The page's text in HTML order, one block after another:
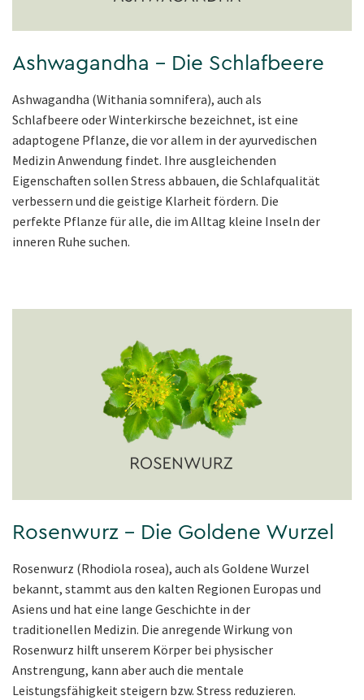
Ashwagandha – Die Schlafbeere
Ashwagandha (Withania somnifera), auch als
Schlafbeere oder Winterkirsche bezeichnet, ist eine
adaptogene Pflanze, die vor allem in der ayurvedischen
Medizin Anwendung findet. Ihre ausgleichenden
Eigenschaften sollen Stress abbauen, die Schlafqualität
verbessern und die geistige Klarheit fördern. Die
perfekte Pflanze für alle, die im Alltag kleine Inseln der
inneren Ruhe suchen.
Rosenwurz – Die Goldene Wurzel
Rosenwurz (Rhodiola rosea), auch als Goldene Wurzel
bekannt, stammt aus den kalten Regionen Europas und
Asiens und hat eine lange Geschichte in der
traditionellen Medizin. Die anregende Wirkung von
Rosenwurz hilft unserem Körper bei physischer
Anstrengung, kann aber auch die mentale
Leistungsfähigkeit steigern bzw. Stress reduzieren.